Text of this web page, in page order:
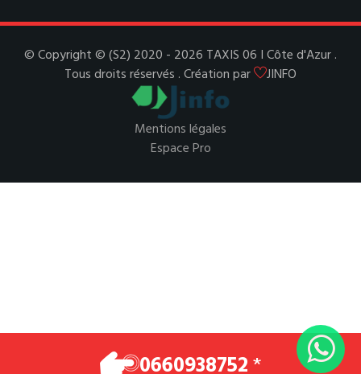
© Copyright © (S2) 2020 - 2026 TAXIS 06 I Côte d'Azur .
Tous droits réservés . Création par
JINFO
Mentions légales
Espace Pro
0660938752*